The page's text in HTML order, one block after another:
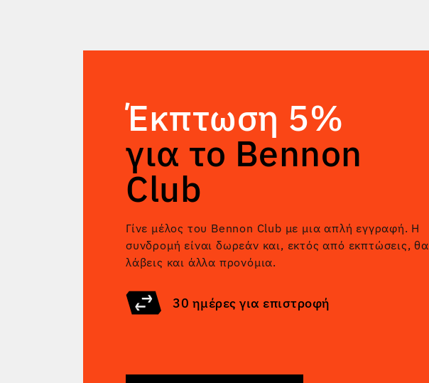
Έκπτωση 5%
για το Bennon
Club
Γίνε μέλος του Bennon Club με μια απλή εγγραφή. Η
συνδρομή είναι δωρεάν και, εκτός από εκπτώσεις, θα
λάβεις και άλλα προνόμια.
30 ημέρες για επιστροφή